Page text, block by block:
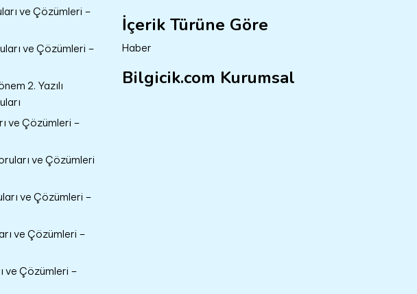
ve Çözümleri –
ve Çözümleri –
2. Yazılı
ve Çözümleri –
ve Çözümleri
ve Çözümleri –
ve Çözümleri –
ve Çözümleri –
İçerik Türüne Göre
Haber
Bilgicik.com Kurumsal